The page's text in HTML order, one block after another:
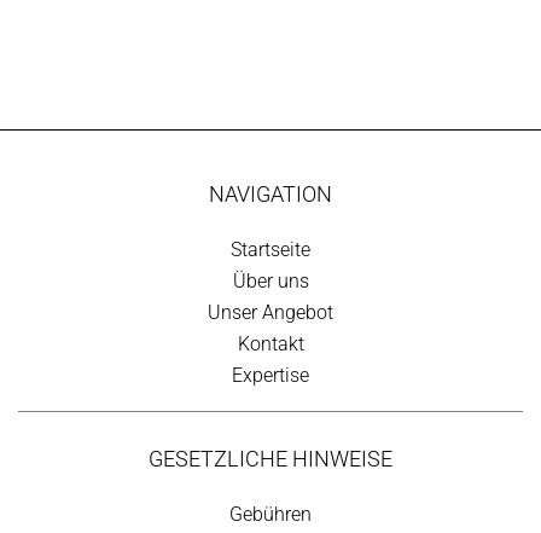
NAVIGATION
Startseite
Über uns
Unser Angebot
Kontakt
Expertise
GESETZLICHE HINWEISE
Gebühren